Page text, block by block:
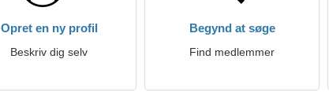
Opret en ny profil
Beskriv dig selv
Begynd at søge
Find medlemmer